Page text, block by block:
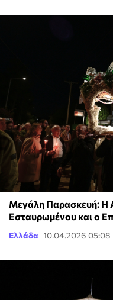
Μεγάλη Παρασκευή: Η
Εσταυρωμένου και ο
Ελλάδα 10.04.2026 05:08